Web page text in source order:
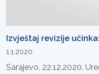
Izvještaj revizije
1.1.2020
Sarajevo, 22.12.2020.